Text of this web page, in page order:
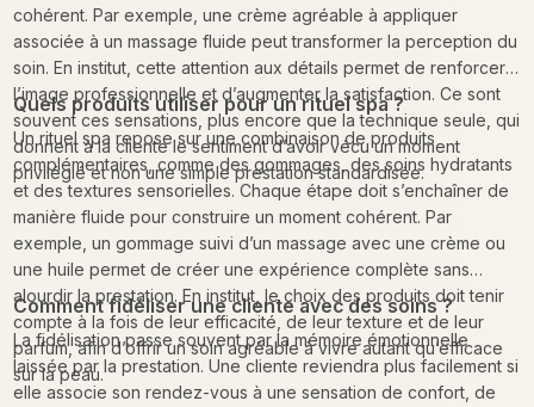
cohérent. Par exemple, une crème agréable à appliquer
associée à un massage fluide peut transformer la perception du
soin. En institut, cette attention aux détails permet de renforcer
l’image professionnelle et d’augmenter la satisfaction. Ce sont
souvent ces sensations, plus encore que la technique seule, qui
donnent à la cliente le sentiment d’avoir vécu un moment
privilégié et non une simple prestation standardisée.
Quels produits utiliser pour un rituel spa ?
Un rituel spa repose sur une combinaison de produits
complémentaires, comme des gommages, des soins hydratants
et des textures sensorielles. Chaque étape doit s’enchaîner de
manière fluide pour construire un moment cohérent. Par
exemple, un gommage suivi d’un massage avec une crème ou
une huile permet de créer une expérience complète sans
alourdir la prestation. En institut, le choix des produits doit tenir
compte à la fois de leur efficacité, de leur texture et de leur
parfum, afin d’offrir un soin agréable à vivre autant qu’efficace
sur la peau.
Comment fidéliser une cliente avec des soins ?
La fidélisation passe souvent par la mémoire émotionnelle
laissée par la prestation. Une cliente reviendra plus facilement si
elle associe son rendez-vous à une sensation de confort, de